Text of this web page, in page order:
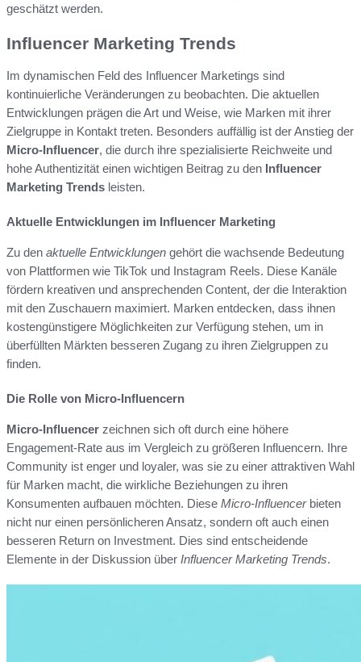
geschätzt werden.
Influencer Marketing Trends
Im dynamischen Feld des Influencer Marketings sind
kontinuierliche Veränderungen zu beobachten. Die aktuellen
Entwicklungen prägen die Art und Weise, wie Marken mit ihrer
Zielgruppe in Kontakt treten. Besonders auffällig ist der Anstieg der
Micro-Influencer, die durch ihre spezialisierte Reichweite und
hohe Authentizität einen wichtigen Beitrag zu den Influencer
Marketing Trends leisten.
Aktuelle Entwicklungen im Influencer Marketing
Zu den aktuelle Entwicklungen gehört die wachsende Bedeutung
von Plattformen wie TikTok und Instagram Reels. Diese Kanäle
fördern kreativen und ansprechenden Content, der die Interaktion
mit den Zuschauern maximiert. Marken entdecken, dass ihnen
kostengünstigere Möglichkeiten zur Verfügung stehen, um in
überfüllten Märkten besseren Zugang zu ihren Zielgruppen zu
finden.
Die Rolle von Micro-Influencern
Micro-Influencer zeichnen sich oft durch eine höhere
Engagement-Rate aus im Vergleich zu größeren Influencern. Ihre
Community ist enger und loyaler, was sie zu einer attraktiven Wahl
für Marken macht, die wirkliche Beziehungen zu ihren
Konsumenten aufbauen möchten. Diese Micro-Influencerbieten
nicht nur einen persönlicheren Ansatz, sondern oft auch einen
besseren Return on Investment. Dies sind entscheidende
Elemente in der Diskussion über Influencer Marketing Trends.